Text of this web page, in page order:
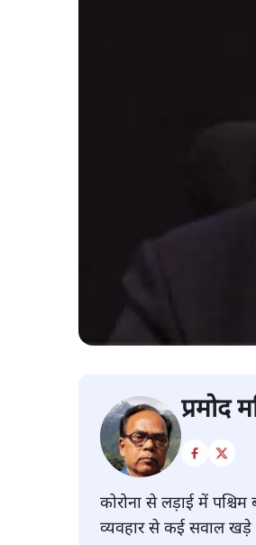
प्रमोद
कोरोना से लड़ाई में
व्यवहार से कई सवाल खड़े